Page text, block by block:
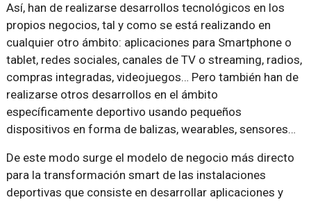
Así, han de realizarse desarrollos tecnológicos en los
propios negocios, tal y como se está realizando en
cualquier otro ámbito: aplicaciones para Smartphone o
tablet, redes sociales, canales de TV o streaming, radios,
compras integradas, videojuegos… Pero también han de
realizarse otros desarrollos en el ámbito
específicamente deportivo usando pequeños
dispositivos en forma de balizas, wearables, sensores…
De este modo surge el modelo de negocio más directo
para la transformación smart de las instalaciones
deportivas que consiste en desarrollar aplicaciones y